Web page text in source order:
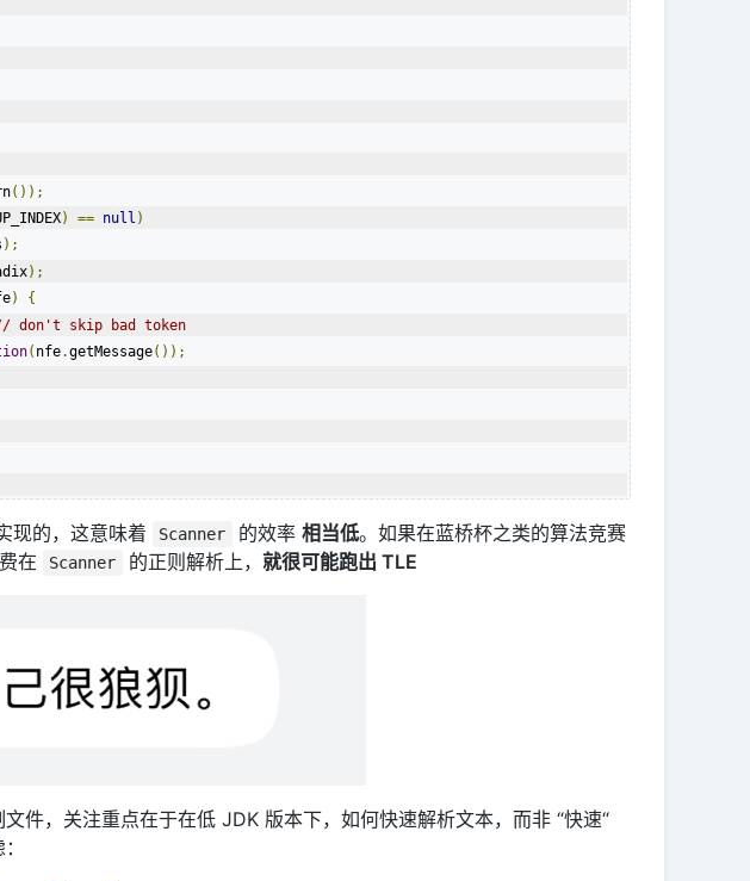
());
) == null )
);
);
)
{
don't skip bad token
( nfe.getMessage());
现的，这意味着 Scanner 的效率 相当低。如果在蓝桥杯之类的算法竞赛
在 Scanner 的正则解析上， 就很可能跑出 TLE
件，关注重点在于在低 JDK 版本下，如何快速解析文本，而非 “快速“